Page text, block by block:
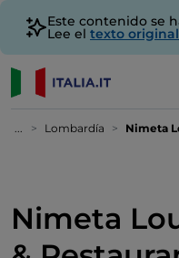
Este contenido se
Lee el texto original
... Lombardía Nimeta
Nimeta